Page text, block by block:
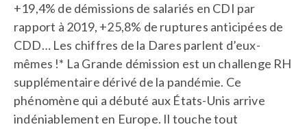
+19,4% de démissions de salariés en CDI par
rapport à 2019, +25,8% de ruptures anticipées de
CDD… Les chiffres de la Dares parlent d’eux-
mêmes !* La Grande démission est un challenge RH
supplémentaire dérivé de la pandémie. Ce
phénomène qui a débuté aux États-Unis arrive
indéniablement en Europe. Il touche tout